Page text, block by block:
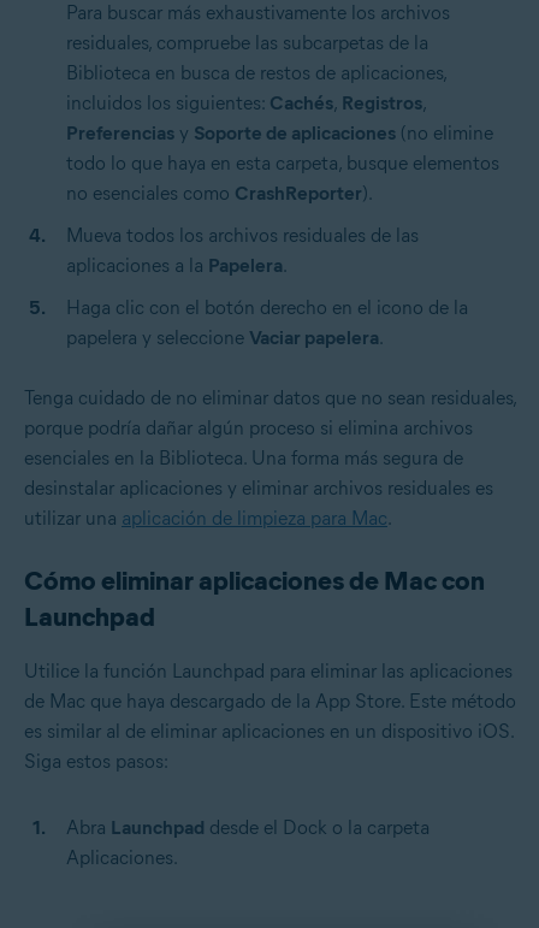
Para buscar más exhaustivamente los archivos
residuales, compruebe las subcarpetas de la
Biblioteca en busca de restos de aplicaciones,
incluidos los siguientes: Cachés, Registros,
Preferencias y Soporte de aplicaciones (no elimine
todo lo que haya en esta carpeta, busque elementos
no esenciales como CrashReporter).
Mueva todos los archivos residuales de las
aplicaciones a la Papelera.
Haga clic con el botón derecho en el icono de la
papelera y seleccione Vaciar papelera.
Tenga cuidado de no eliminar datos que no sean residuales,
porque podría dañar algún proceso si elimina archivos
esenciales en la Biblioteca. Una forma más segura de
desinstalar aplicaciones y eliminar archivos residuales es
utilizar una aplicación de limpieza para Mac.
Cómo eliminar aplicaciones de Mac con
Launchpad
Utilice la función Launchpad para eliminar las aplicaciones
de Mac que haya descargado de la App Store. Este método
es similar al de eliminar aplicaciones en un dispositivo iOS.
Siga estos pasos:
Abra Launchpad desde el Dock o la carpeta
Aplicaciones.